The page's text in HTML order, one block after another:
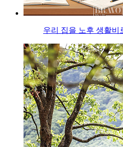
우리 집을 노후 생활비